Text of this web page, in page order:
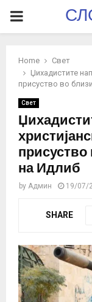
PRIMARY
Home
Свет
Џихадистите
присуство во
Свет
на Идлиб
by Админ 19/07/
SHARE